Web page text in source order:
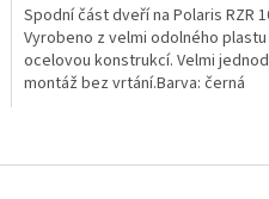
Spodní část dveří na Polaris RZR
Vyrobeno z velmi odolného plastu
ocelovou konstrukcí. Velmi
montáž bez vrtání.Barva: černá